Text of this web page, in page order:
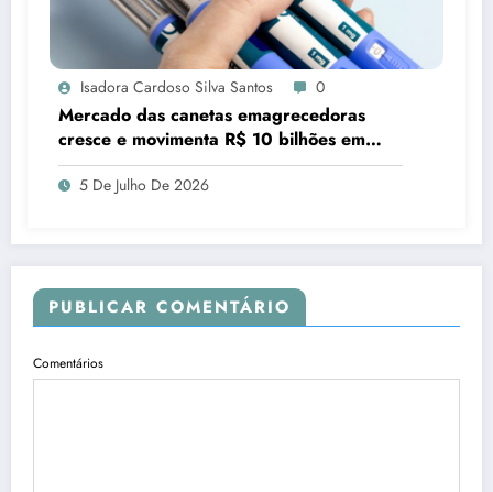
Isadora Cardoso Silva Santos 0
Mercado das canetas emagrecedoras
cresce e movimenta R$ 10 bilhões em
quatro anos
5 De Julho De 2026
PUBLICAR COMENTÁRIO
Comentários